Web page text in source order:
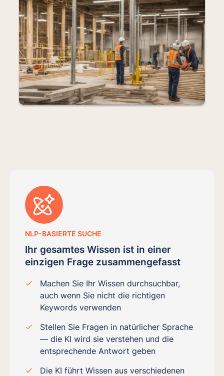
NLP-BASIERTE SUCHE
Ihr gesamtes Wissen ist in einer
einzigen Frage zusammengefasst
Machen Sie Ihr Wissen durchsuchbar,
auch wenn Sie nicht die richtigen
Keywords verwenden
Stellen Sie Fragen in natürlicher Sprache
— die KI wird sie verstehen und die
entsprechende Antwort geben
Die KI führt Wissen aus verschiedenen